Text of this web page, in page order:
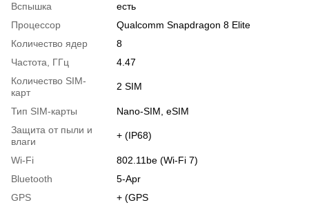
Вспышка
есть
Процессор
Qualcomm Snapdragon 8 Elite
Количество ядер
8
Частота, ГГц
4.47
Количество SIM-
карт
2 SIM
Тип SIM-карты
Nano-SIM, eSIM
Защита от пыли и
влаги
+ (IP68)
Wi-Fi
802.11be (Wi-Fi 7)
Bluetooth
5-Apr
GPS
+ (GPS